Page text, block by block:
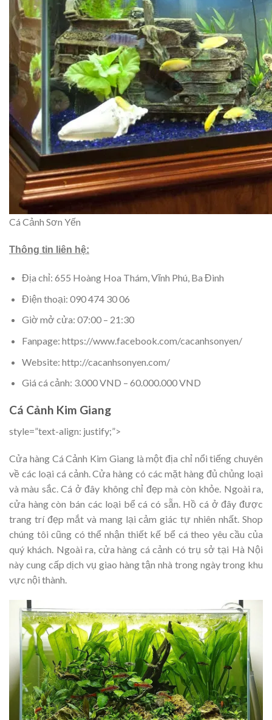
Cá Cảnh Sơn Yến
Thông tin liên hệ:
Địa chỉ: 655 Hoàng Hoa Thám, Vĩnh Phú, Ba Đình
Điện thoại: 090 474 30 06
Giờ mở cửa: 07:00 – 21:30
Fanpage: https://www.facebook.com/cacanhsonyen/
Website: http://cacanhsonyen.com/
Giá cá cảnh: 3.000 VND – 60.000.000 VND
Cá Cảnh Kim Giang
style=”text-align: justify;”>
Cửa hàng Cá Cảnh Kim Giang là một địa chỉ nổi tiếng chuyên
về các loại cá cảnh. Cửa hàng có các mặt hàng đủ chủng loại
và màu sắc. Cá ở đây không chỉ đẹp mà còn khỏe. Ngoài ra,
cửa hàng còn bán các loại bể cá có sẵn. Hồ cá ở đây được
trang trí đẹp mắt và mang lại cảm giác tự nhiên nhất. Shop
chúng tôi cũng có thể nhận thiết kế bể cá theo yêu cầu của
quý khách. Ngoài ra, cửa hàng cá cảnh có trụ sở tại Hà Nội
này cung cấp dịch vụ giao hàng tận nhà trong ngày trong khu
vực nội thành.